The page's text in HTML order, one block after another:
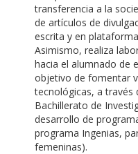
transferencia a la
de artículos de
escrita y en
Asimismo, realiza
hacia el alumnado de
objetivo de fomentar
tecnológicas, a través
Bachillerato de
desarrollo de
programa Ingenias,
femeninas).